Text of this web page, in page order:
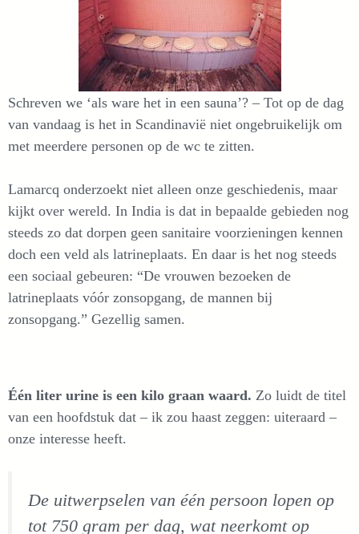
Schreven we ‘als ware het in een sauna’? – Tot op de dag
van vandaag is het in Scandinavië niet ongebruikelijk om
met meerdere personen op de wc te zitten.
Lamarcq onderzoekt niet alleen onze geschiedenis, maar
kijkt over wereld. In India is dat in bepaalde gebieden nog
steeds zo dat dorpen geen sanitaire voorzieningen kennen
doch een veld als latrineplaats. En daar is het nog steeds
een sociaal gebeuren: “De vrouwen bezoeken de
latrineplaats vóór zonsopgang, de mannen bij
zonsopgang.” Gezellig samen.
Één liter urine is een kilo graan waard. Zo luidt de titel
van een hoofdstuk dat – ik zou haast zeggen: uiteraard –
onze interesse heeft.
De uitwerpselen van één persoon lopen op
tot 750 gram per dag, wat neerkomt op